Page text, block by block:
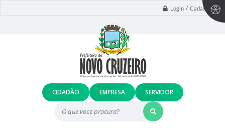
Login / Cadastro
O que voce procura?
CIDADÃO EMPRESA SERVIDOR